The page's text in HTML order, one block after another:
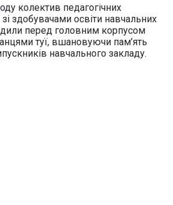
колектив педагогічних
зі здобувачами освіти навчальних
перед головним корпусом
туї, вшановуючи пам’ять
навчального закладу.